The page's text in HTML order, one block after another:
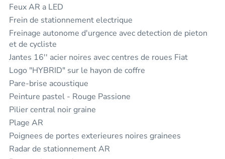
Feux AR a LED
Frein de stationnement electrique
Freinage autonome d'urgence avec detection de pieton
et de cycliste
Jantes 16'' acier noires avec centres de roues Fiat
Logo "HYBRID" sur le hayon de coffre
Pare-brise acoustique
Peinture pastel - Rouge Passione
Pilier central noir graine
Plage AR
Poignees de portes exterieures noires grainees
Radar de stationnement AR